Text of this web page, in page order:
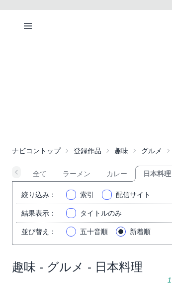
ナビコントップ 登録作品 趣味 グルメ
全て ラーメン カレー 日本料理
絞り込み ： 索引 配信サイト
結果表示 ： タイトルのみ
並び替え ： 五十音順 新着順
趣味 - グルメ - 日本料理
1